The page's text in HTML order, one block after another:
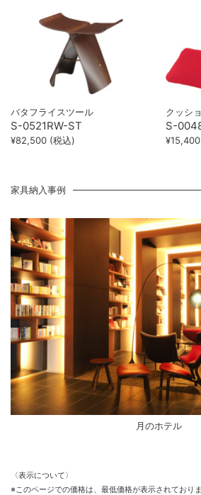
バタフライスツール
S-0521RW-ST
¥82,500 (税込)
クッシ
S-
家具納入事例
月のホテル
〈表示について〉
※このページでの価格は、最低価格が表示されており